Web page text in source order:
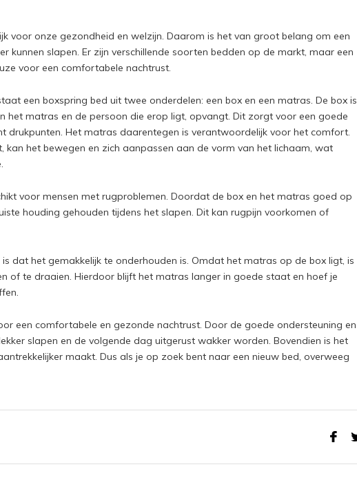
voor onze gezondheid en welzijn. Daarom is het van groot belang om een
kunnen slapen. Er zijn verschillende soorten bedden op de markt, maar een
voor een comfortabele nachtrust.
een boxspring bed uit twee onderdelen: een box en een matras. De box is
het matras en de persoon die erop ligt, opvangt. Dit zorgt voor een goede
drukpunten. Het matras daarentegen is verantwoordelijk voor het comfort.
het bewegen en zich aanpassen aan de vorm van het lichaam, wat
voor mensen met rugproblemen. Doordat de box en het matras goed op
houding gehouden tijdens het slapen. Dit kan rugpijn voorkomen of
dat het gemakkelijk te onderhouden is. Omdat het matras op de box ligt, is
of te draaien. Hierdoor blijft het matras langer in goede staat en hoef je
een comfortabele en gezonde nachtrust. Door de goede ondersteuning en
slapen en de volgende dag uitgerust wakker worden. Bovendien is het
maakt. Dus als je op zoek bent naar een nieuw bed, overweeg